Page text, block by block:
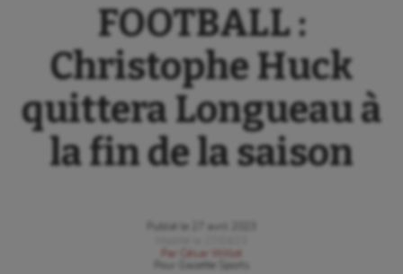
FOOTBALL :
Christophe Huck
quittera Longueau à
la fin de la saison
Publié le
27 avril 2023
Par
César Willot
Gazette Sports